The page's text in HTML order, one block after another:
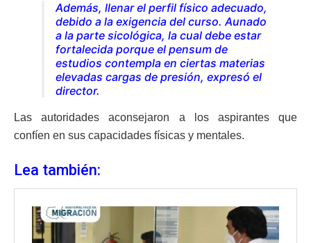
Además, llenar el perfil físico adecuado,
debido a la exigencia del curso. Aunado
a la parte sicológica, la cual debe estar
fortalecida porque el pensum de
estudios contempla en ciertas materias
elevadas cargas de presión, expresó el
director.
Las autoridades aconsejaron a los aspirantes que
confíen en sus capacidades físicas y mentales.
Lea también: